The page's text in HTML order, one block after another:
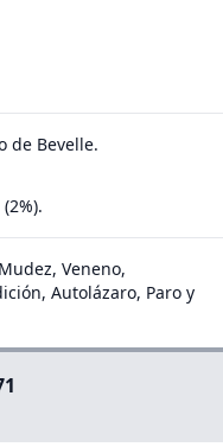
de Bevelle.
Veneno,
Autolázaro, Paro y